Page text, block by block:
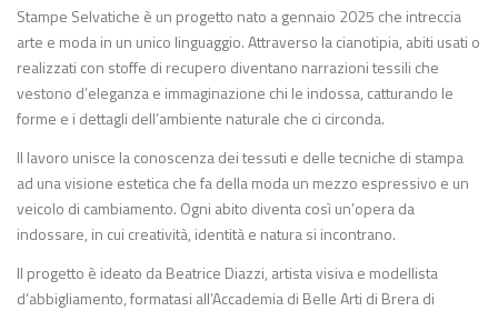
Stampe Selvatiche è un progetto nato a gennaio 2025 che intreccia
arte e moda in un unico linguaggio. Attraverso la cianotipia, abiti usati o
realizzati con stoffe di recupero diventano narrazioni tessili che
vestono d’eleganza e immaginazione chi le indossa, catturando le
forme e i dettagli dell’ambiente naturale che ci circonda.
Il lavoro unisce la conoscenza dei tessuti e delle tecniche di stampa
ad una visione estetica che fa della moda un mezzo espressivo e un
veicolo di cambiamento. Ogni abito diventa così un’opera da
indossare, in cui creatività, identità e natura si incontrano.
Il progetto è ideato da Beatrice Diazzi, artista visiva e modellista
d’abbigliamento, formatasi all’Accademia di Belle Arti di Brera di